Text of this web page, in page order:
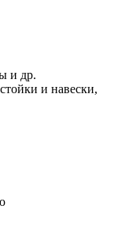
и др.
и навески,